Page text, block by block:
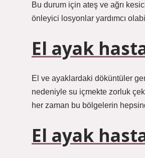
Bu durum için ateş ve ağrı
önleyici losyonlar yardımcı
El ayak
El ve ayaklardaki döküntüler
nedeniyle su içmekte zorluk
her zaman bu bölgelerin
El ayak